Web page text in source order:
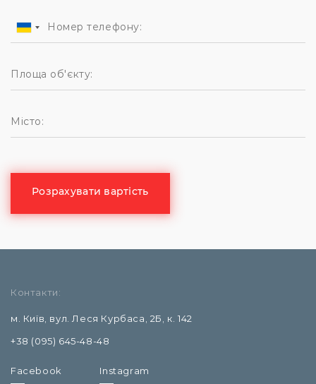
Контакти:
м. Київ, вул. Леся Курбаса, 2Б, к. 142
+38 (095) 645-48-48
Facebook Instagram